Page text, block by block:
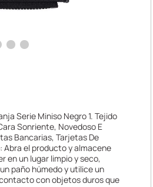
Serie Miniso Negro 1. Tejido
Sonriente, Novedoso E
Bancarias, Tarjetas De
Abra el producto y almacene
un lugar limpio y seco,
paño húmedo y utilice un
con objetos duros que